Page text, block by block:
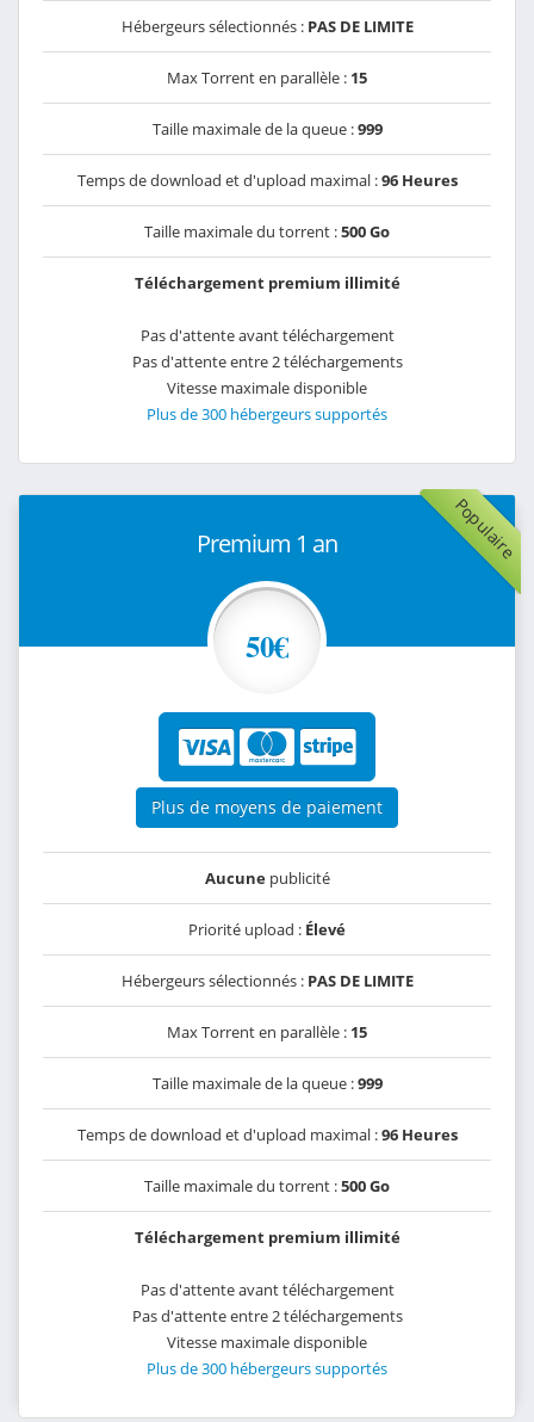
Hébergeurs sélectionnés : PAS DE LIMITE
Max Torrent en parallèle : 15
Taille maximale de la queue :999
Temps de download et d'upload maximal :96 Heures
Taille maximale du torrent :500 Go
Téléchargement premium illimité
Pas d'attente avant téléchargement
Pas d'attente entre 2 téléchargements
Vitesse maximale disponible
Plus de 300 hébergeurs supportés
Populaire
Premium 1 an
50€
Plus de moyens de paiement
Aucunepublicité
Priorité upload : Élevé
Hébergeurs sélectionnés : PAS DE LIMITE
Max Torrent en parallèle : 15
Taille maximale de la queue :999
Temps de download et d'upload maximal :96 Heures
Taille maximale du torrent :500 Go
Téléchargement premium illimité
Pas d'attente avant téléchargement
Pas d'attente entre 2 téléchargements
Vitesse maximale disponible
Plus de 300 hébergeurs supportés